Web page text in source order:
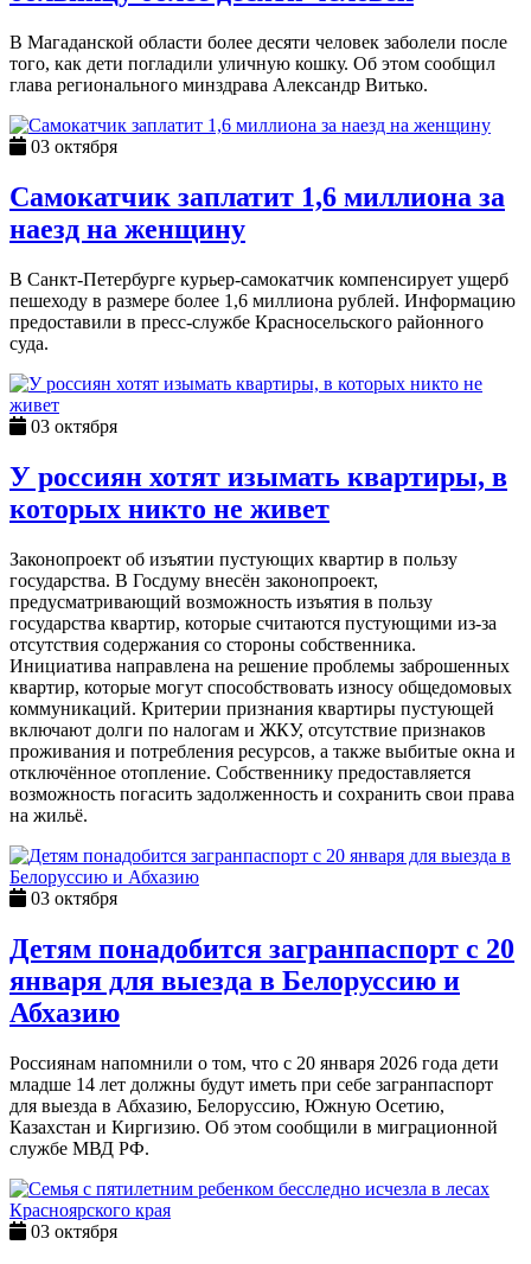
В Магаданской области более десяти человек заболели после
того, как дети погладили уличную кошку. Об этом сообщил
глава регионального минздрава Александр Витько.
03 октября
Самокатчик заплатит 1,6 миллиона за
наезд на женщину
В Санкт-Петербурге курьер-самокатчик компенсирует ущерб
пешеходу в размере более 1,6 миллиона рублей. Информацию
предоставили в пресс-службе Красносельского районного
суда.
03 октября
У россиян хотят изымать квартиры, в
которых никто не живет
Законопроект об изъятии пустующих квартир в пользу
государства. В Госдуму внесён законопроект,
предусматривающий возможность изъятия в пользу
государства квартир, которые считаются пустующими из-за
отсутствия содержания со стороны собственника.
Инициатива направлена на решение проблемы заброшенных
квартир, которые могут способствовать износу общедомовых
коммуникаций. Критерии признания квартиры пустующей
включают долги по налогам и ЖКУ, отсутствие признаков
проживания и потребления ресурсов, а также выбитые окна и
отключённое отопление. Собственнику предоставляется
возможность погасить задолженность и сохранить свои права
на жильё.
03 октября
Детям понадобится загранпаспорт с 20
января для выезда в Белоруссию и
Абхазию
Россиянам напомнили о том, что с 20 января 2026 года дети
младше 14 лет должны будут иметь при себе загранпаспорт
для выезда в Абхазию, Белоруссию, Южную Осетию,
Казахстан и Киргизию. Об этом сообщили в миграционной
службе МВД РФ.
03 октября